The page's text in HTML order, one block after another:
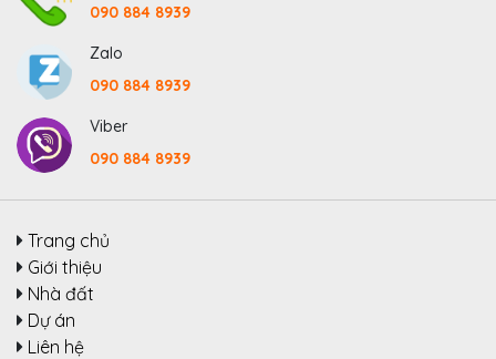
090 884 8939
Zalo
090 884 8939
Viber
090 884 8939
Trang chủ
Giới thiệu
Nhà đất
Dự án
Liên hệ